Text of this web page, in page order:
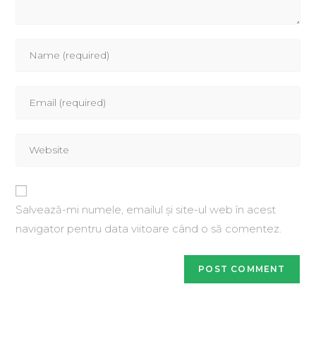
Salvează-mi numele, emailul și site-ul web în acest
navigator pentru data viitoare când o să comentez.